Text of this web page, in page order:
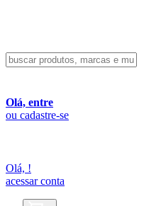
Olá, entre
ou cadastre-se
Olá, !
acessar conta